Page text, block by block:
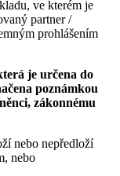
ve kterém je
partner /
prohlášením
je určena do
poznámkou
zákonnému
nebo nepředloží
nebo